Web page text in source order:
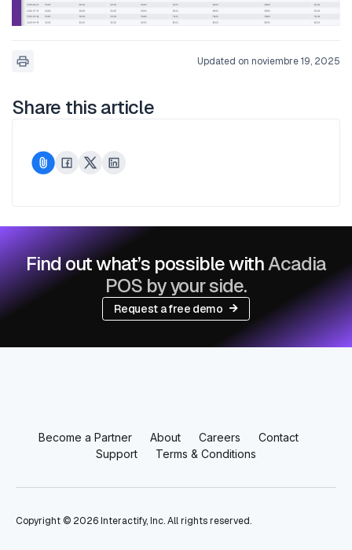
Updated on noviembre 19, 2025
Share this article
Find out what’s possible withAcadia
POS by your side.
Request a free demo
Become a Partner About Careers
Contact
Support
Terms & Conditions
Copyright © 2026Interactify, Inc. All rights reserved.